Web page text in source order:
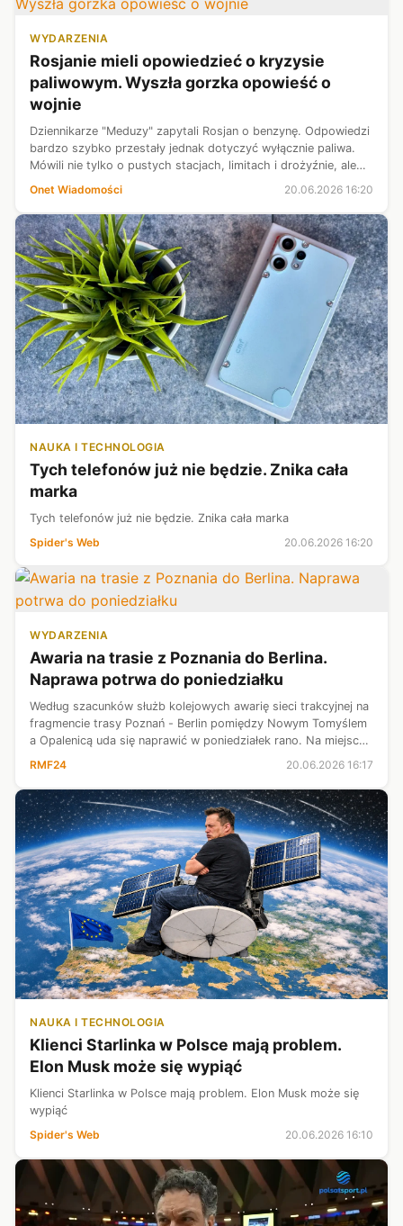
WYDARZENIA
Rosjanie mieli opowiedzieć o kryzysie
paliwowym. Wyszła gorzka opowieść o
wojnie
Dziennikarze "Meduzy" zapytali Rosjan o benzynę. Odpowiedzi
bardzo szybko przestały jednak dotyczyć wyłącznie paliwa.
Mówili nie tylko o pustych stacjach, limitach i drożyźnie, ale
także o wojnie, która coraz mocniej wdziera się do ich
Onet Wiadomości 20.06.2026 16:20
NAUKA I TECHNOLOGIA
Tych telefonów już nie będzie. Znika cała
marka
Tych telefonów już nie będzie. Znika cała marka
Spider's Web
20.06.2026 16:20
WYDARZENIA
Awaria na trasie z Poznania do Berlina.
Naprawa potrwa do poniedziałku
​Według szacunków służb kolejowych awarię sieci trakcyjnej na
fragmencie trasy Poznań - Berlin pomiędzy Nowym Tomyślem
a Opalenicą uda się naprawić w poniedziałek rano. Na miejsce
RMF24 20.06.2026 16:17
NAUKA I TECHNOLOGIA
Klienci Starlinka w Polsce mają problem.
Elon Musk może się wypiąć
Klienci Starlinka w Polsce mają problem. Elon Musk może się
wypiąć
Spider's Web
20.06.2026 16:10